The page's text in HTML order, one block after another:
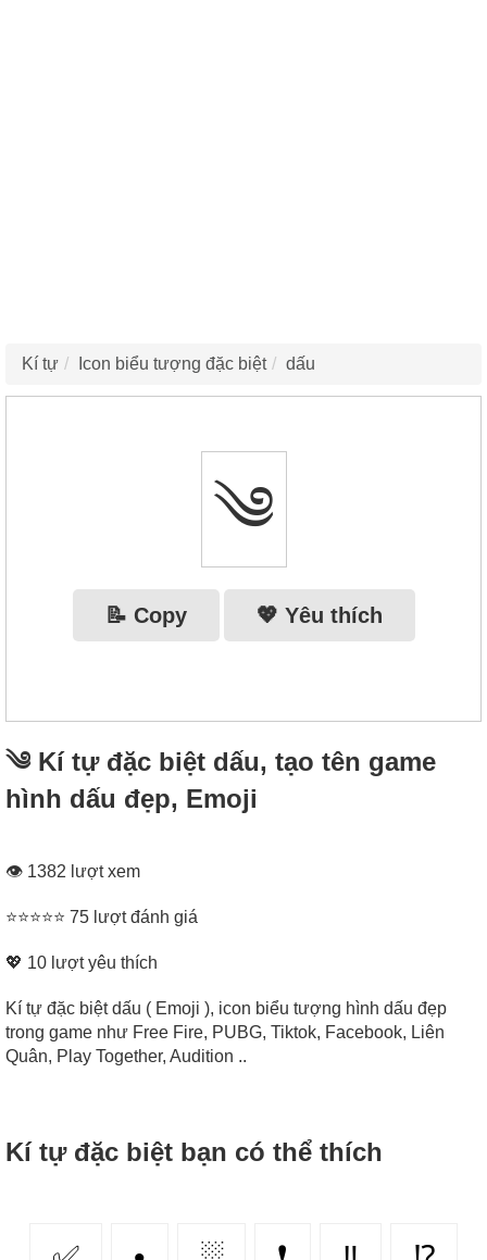
Kí tự Icon biểu tượng đặc biệt dấu
༄
📝 Copy 💖 Yêu thích
༄ Kí tự đặc biệt dấu, tạo tên game
hình dấu đẹp, Emoji
👁 1382 lượt xem
⭐⭐⭐⭐⭐ 75 lượt đánh giá
💖 10 lượt yêu thích
Kí tự đặc biệt dấu ( Emoji ), icon biểu tượng hình dấu đẹp
trong game như Free Fire, PUBG, Tiktok, Facebook, Liên
Quân, Play Together, Audition ..
Kí tự đặc biệt bạn có thể thích